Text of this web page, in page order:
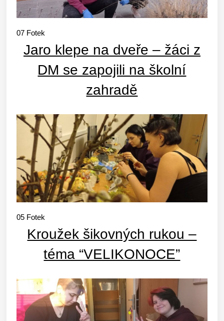
07 Fotek
Jaro klepe na dveře – žáci z
DM se zapojili na školní
zahradě
05 Fotek
Kroužek šikovných rukou –
téma “VELIKONOCE”